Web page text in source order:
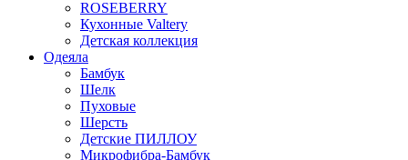
ROSEBERRY
Кухонные Valtery
Детская коллекция
Одеяла
Бамбук
Шелк
Пуховые
Шерсть
Детские ПИЛЛОУ
Микрофибра-Бамбук